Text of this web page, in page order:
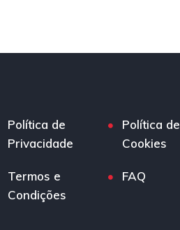
Política de
Privacidade
Política de
Cookies
Termos e
Condições
FAQ